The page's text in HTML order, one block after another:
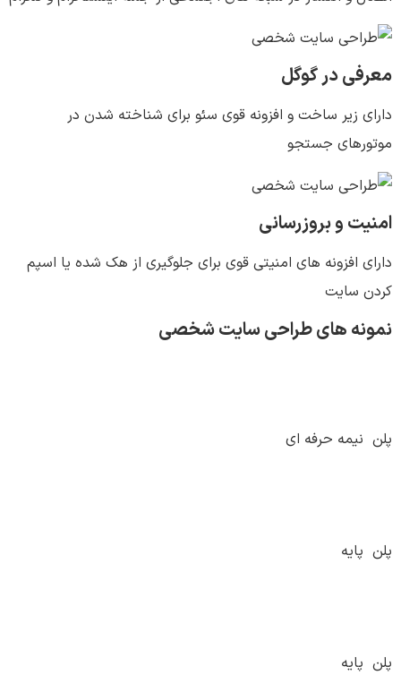
معرفی در گوگل
دارای زیر ساخت و افزونه قوی سئو برای شناخته شدن در
موتورهای جستجو
امنیت و بروزرسانی
دارای افزونه های امنیتی قوی برای جلوگیری از هک شده یا اسپم
کردن سایت
نمونه های طراحی سایت شخصی
پلن نیمه حرفه ای
پلن پایه
پلن پایه